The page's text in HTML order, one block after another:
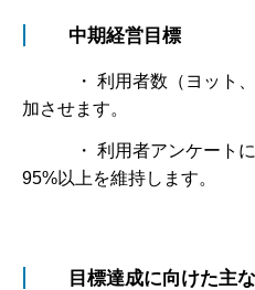
中期経営目標
・ 利用者数（ヨット、
加させます。
・ 利用者アンケートに
95%以上を維持します。
目標達成に向けた主な